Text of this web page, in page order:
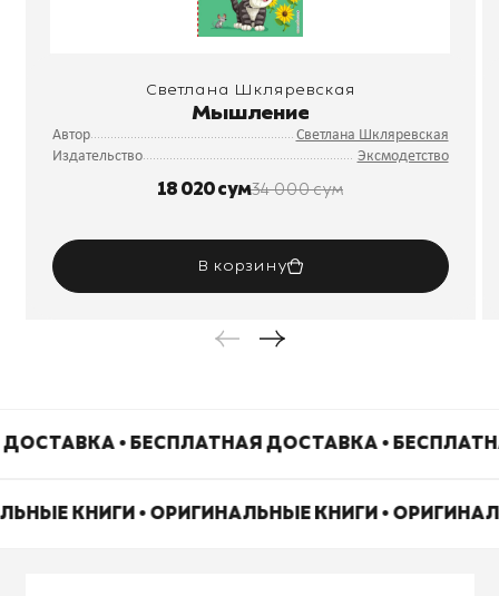
Светлана Шкляревская
Мышление
Автор
Светлана Шкляревская
Издательство
Эксмодетство
18 020 сум34 000 сум
В корзину
• БЕСПЛАТНАЯ ДОСТАВКА •
КНИГИ • ОРИГИНАЛЬНЫЕ КНИГИ •